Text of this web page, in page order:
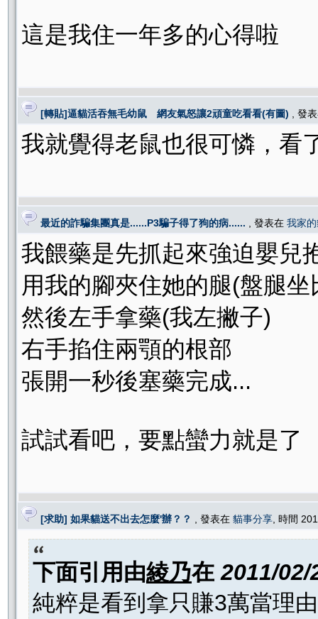
這是我住一年多的心得啦
[轉貼]逼貓活吞無毛幼鼠 網友氣怒讓2頑童吃看看(有圖) , 發
我就覺得老鼠也很可憐，看
最近的詐騙集團真是......P3騙子得了狗的病...... , 發表在 我家
我餵藥是先抓起來強迫嬰兒
用我的腳夾住她的腿(盤腿坐
然後左手拿藥(我左撇子)
右手掐住兩顎的根部
張開一秒後塞藥完成...
試試看吧，要點蠻力就是了
[求助] 如果貓送不出去怎麼'辦？？ , 發表在 貓事分享 , 時間
下面引用由綾乃在2011/
純粹是看到拿只賺3萬當理